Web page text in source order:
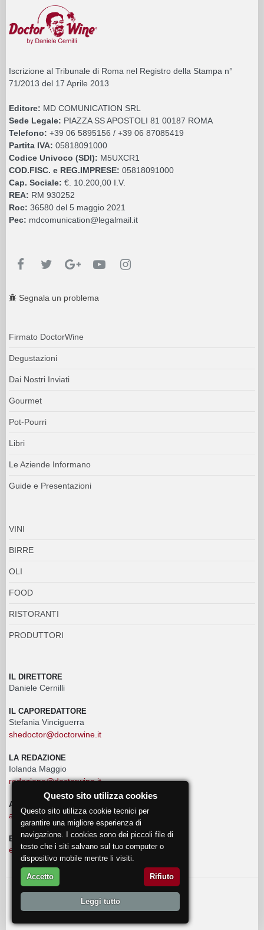
Iscrizione al Tribunale di Roma nel Registro della Stampa n°
71/2013 del 17 Aprile 2013
Editore: MD COMUNICATION SRL
Sede Legale: PIAZZA SS APOSTOLI 81 00187 ROMA
Telefono: +39 06 5895156 / +39 06 87085419
Partita IVA: 05818091000
Codice Univoco (SDI): M5UXCR1
COD.FISC. e REG.IMPRESE: 05818091000
Cap. Sociale: €. 10.200,00 I.V.
REA: RM 930252
Roc: 36580 del 5 maggio 2021
Pec: mdcomunication@legalmail.it
Segnala un problema
Firmato DoctorWine
Degustazioni
Dai Nostri Inviati
Gourmet
Pot-Pourri
Libri
Le Aziende Informano
Guide e Presentazioni
VINI
BIRRE
OLI
FOOD
RISTORANTI
PRODUTTORI
IL DIRETTORE
Daniele Cernilli
IL CAPOREDATTORE
Stefania Vinciguerra
shedoctor@doctorwine.it
LA REDAZIONE
Iolanda Maggio
redazione@doctorwine.it
ADVERTISING
advertising@doctorwine.it
EVENTI
eventi@doctorwine.it
© 2018 DoctorWine .
Questo sito utilizza cookies
Questo sito utilizza cookie tecnici per
garantire una migliore esperienza di
navigazione. I cookies sono dei piccoli file di
testo che i siti salvano sul tuo computer o
dispositivo mobile mentre li visiti.
Accetto Rifiuto
Leggi tutto